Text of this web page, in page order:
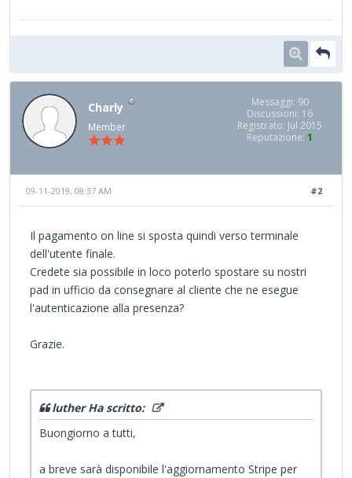
Charly
Member
Messaggi: 90
Discussioni: 16
Registrato: Jul 2015
Reputazione: 1
#2
09-11-2019, 08:37 AM
Il pagamento on line si sposta quindi verso terminale
dell'utente finale.
Credete sia possibile in loco poterlo spostare su nostri
pad in ufficio da consegnare al cliente che ne esegue
l'autenticazione alla presenza?
Grazie.
luther Ha scritto:
Buongiorno a tutti,
a breve sarà disponibile l'aggiornamento Stripe per